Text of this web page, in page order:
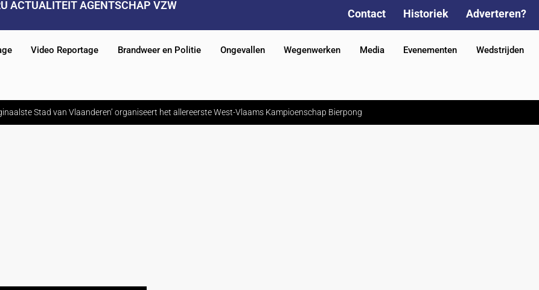
ACTUALITEIT AGENTSCHAP VZW
Contact Historiek Adverteren?
Video Reportage Brandweer en Politie Ongevallen Wegenwerken Media Evenementen Wedstrijden
Stad van Vlaanderen’ organiseert het allereerste West-Vlaams Kampioenschap Bierpong